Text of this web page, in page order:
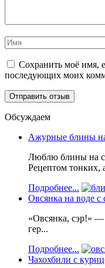
Сохранить моё имя,
последующих моих
Обсуждаем
Ажурные блины
Люблю блины на
Рецептом тонких,
Подробнее...
Овсянка на воде с
«Овсянка, сэр!»
гер...
Подробнее...
Чахохбили с